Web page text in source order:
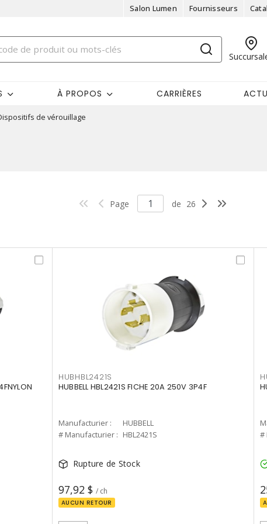
Salon Lumen Fournisseurs
À PROPOS CARRIÈRES
de vérouillage
Page de 26
HUBHBL2421S
HUBBELL HBL2421S FICHE 20A 250V 3P4F
Manufacturier :
HUBBELL
# Manufacturier : HBL2421S
Rupture de Stock
97,92 $ / ch
AUCUN RETOUR
#